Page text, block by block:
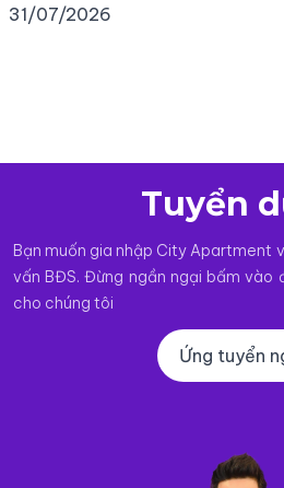
Tuyển
Bạn muốn gia nhập City Apartment
vấn BĐS. Đừng ngần ngại bấm vào
cho chúng tôi
Ứng tuyển